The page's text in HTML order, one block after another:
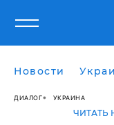
Новости
ДИАЛОГ УКРАИНА
ЧИТАТЬ